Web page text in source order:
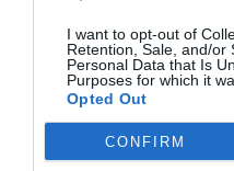
I want to opt-out of
Retention, Sale, and/or
Personal Data that Is
Purposes for which it
Opted Out
CONFIRM
Tomatsallad
Tomatsallad kan du
som här med rödlök,
En...